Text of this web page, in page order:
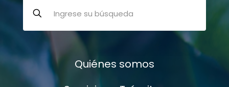
Quiénes somos